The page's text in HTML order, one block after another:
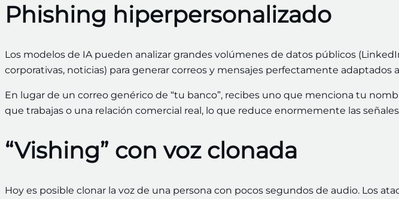
Phishing hiperpersonalizado
Los modelos de IA pueden analizar grandes volúmenes de datos públicos
corporativas, noticias) para generar correos y mensajes perfectamente adaptados
En lugar de un correo genérico de “tu banco”, recibes uno que menciona tu
que trabajas o una relación comercial real, lo que reduce enormemente las
“Vishing” con voz clonada
Hoy es posible clonar la voz de una persona con pocos segundos de audio. Los